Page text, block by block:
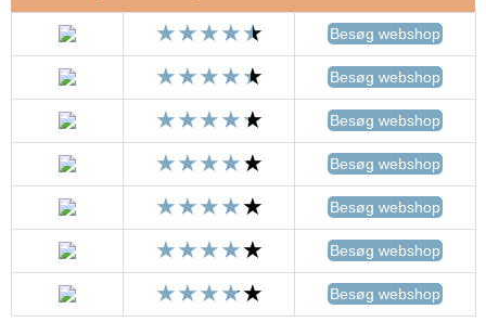
Besøg webshop
Besøg webshop
Besøg webshop
Besøg webshop
Besøg webshop
Besøg webshop
Besøg webshop